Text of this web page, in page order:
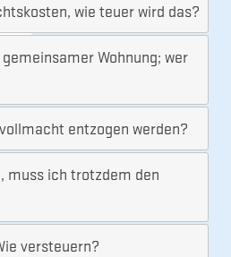
wie teuer wird das?
Wohnung; wer
entzogen werden?
muss ich trotzdem den
versteuern?